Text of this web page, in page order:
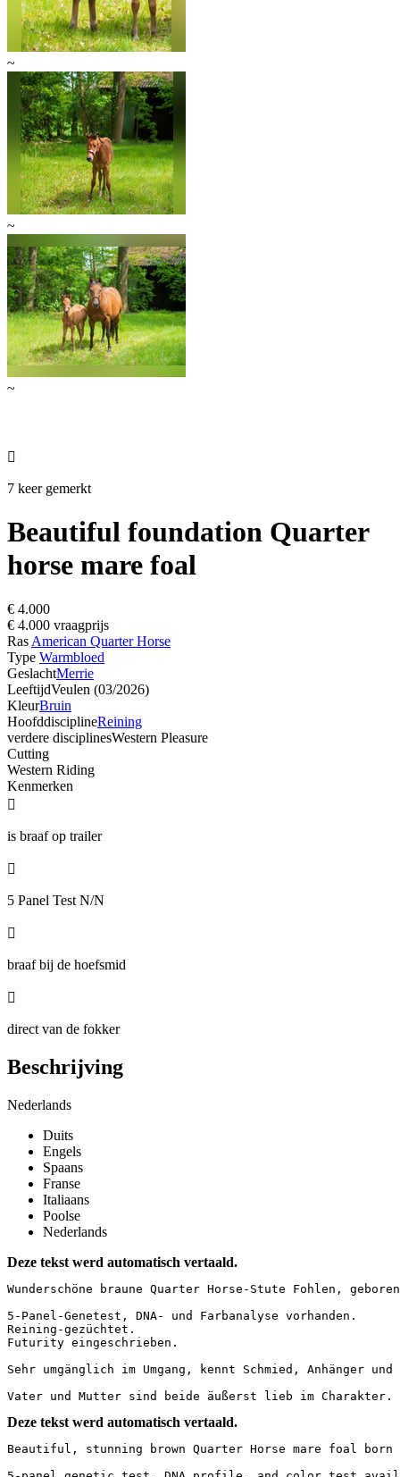
~
~
~

7 keer gemerkt
Beautiful foundation Quarter
horse mare foal
€ 4.000
€ 4.000 vraagprijs
Ras American Quarter Horse
Type Warmbloed
GeslachtMerrie
LeeftijdVeulen (03/2026)
KleurBruin
HoofddisciplineReining
verdere disciplinesWestern Pleasure
Cutting
Western Riding
Kenmerken

is braaf op trailer

5 Panel Test N/N

braaf bij de hoefsmid

direct van de fokker
Beschrijving
Nederlands
Duits
Engels
Spaans
Franse
Italiaans
Poolse
Nederlands
Deze tekst werd automatisch vertaald.
Wunderschöne braune Quarter Horse-Stute Fohlen,
5-Panel-Genetest, DNA- und Farbanalyse vorhanden.
Reining-gezüchtet.
Futurity eingeschrieben.
Sehr umgänglich im Umgang, kennt Schmied, Anhänger
Vater und Mutter sind beide äußerst lieb im Charakter.
Deze tekst werd automatisch vertaald.
Beautiful, stunning brown Quarter Horse mare foal